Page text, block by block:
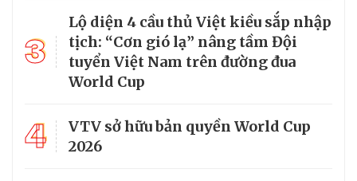
3
Lộ diện 4 cầu thủ Việt kiều sắp nhập
tịch: “Cơn gió lạ” nâng tầm Đội
tuyển Việt Nam trên đường đua
World Cup
4
VTV sở hữu bản quyền World Cup
2026